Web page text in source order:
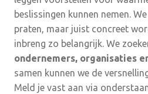
beslissingen kunnen nemen.
praten, maar juist concreet
inbreng zo belangrijk. We
ondernemers, organisaties
samen kunnen we de
Meld je vast aan via